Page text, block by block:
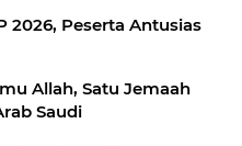
2026, Peserta Antusias
Allah, Satu Jemaah
Saudi